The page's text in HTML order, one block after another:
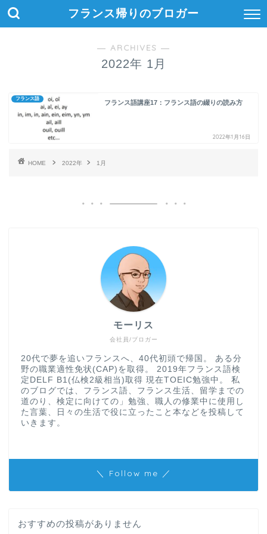
フランス帰りのブロガー
― ARCHIVES ―
2022年 1月
フランス語
フランス語講座17：フランス語の綴りの読み方
2022年1月16日
HOME 2022年 1月
会社員/ブロガー
モーリス
20代で夢を追いフランスへ、40代初頭で帰国。 ある分
野の職業適性免状(CAP)を取得。 2019年フランス語検
定DELF B1(仏検2級相当)取得 現在TOEIC勉強中。 私
のブログでは、フランス語、フランス生活、留学までの
道のり、検定に向けての」勉強、職人の修業中に使用し
た言葉、日々の生活で役に立ったこと本などを投稿して
いきます。
＼ Follow me ／
おすすめの投稿がありません